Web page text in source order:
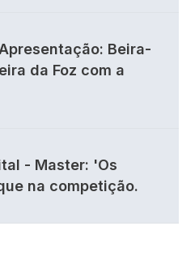
Beira-
da Foz com a
- Master: 'Os
na competição.